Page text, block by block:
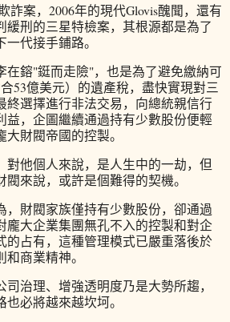
詐案，2006年的現代Glovis醜聞，還有
緩刑的三星特檢案，其根源都是為了
代接手鋪路。
在鎔"鋌而走險"，也是為了避免繳納可
53億美元）的遺產稅，盡快實現對三
終選擇進行非法交易，向總統親信行
益，企圖繼續通過持有少數股份便輕
財閥帝國的控製。
對他個人來說，是人生中的一劫，但
來說，或許是個難得的契機。
，財閥家族僅持有少數股份，卻通過
龐大企業集團無孔不入的控製和對企
的占有，這種管理模式已嚴重落後於
商業精神。
治理、增強透明度乃是大勢所趨，
必將越來越坎坷。